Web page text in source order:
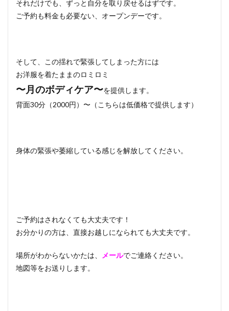
それだけでも、ずっと自分を取り戻せるはずです。
ご予約も料金も必要ない、オープンデーです。
そして、この揺れで緊張してしまった方には
お洋服を着たままのロミロミ
〜月のボディケア〜を提供します。
背面30分（2000円）〜（こちらは低価格で提供します）
身体の緊張や萎縮している感じを解放してください。
ご予約はされなくても大丈夫です！
お分かりの方は、直接お越しになられても大丈夫です。
場所がわからないかたは、 メールでご連絡ください。
地図等をお送りします。